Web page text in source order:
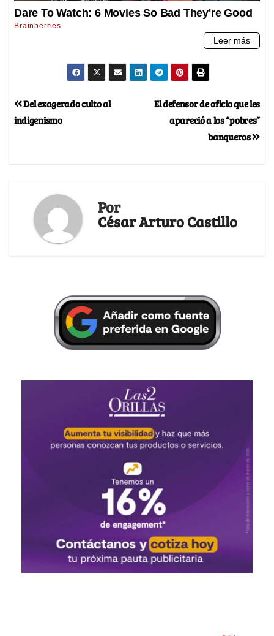
El defensor de oficio que les
apareció a los “pobres”
banqueros
Del exagerado culto al
indigenismo
Por
César Arturo Castillo